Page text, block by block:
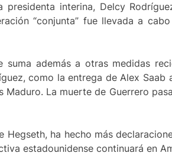
interina, Delcy
“conjunta” fue llevada a
suma además a otras medidas
como la entrega de Alex
La muerte de Guerrero
Hegseth, ha hecho más
estadounidense continuará en